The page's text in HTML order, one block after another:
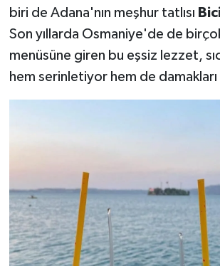
biri de Adana'nın meşhur tatlısı
Son yıllarda Osmaniye'de de
menüsüne giren bu eşsiz lezzet,
hem serinletiyor hem de